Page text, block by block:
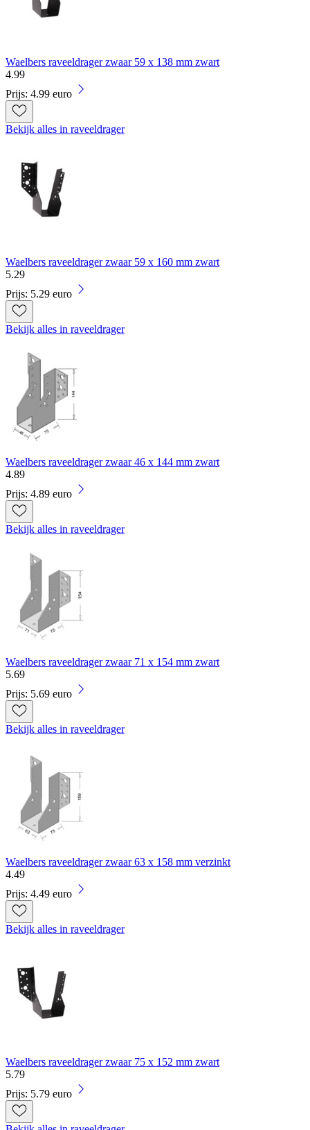
Waelbers raveeldrager zwaar 59 x 138 mm zwart
4.99
Prijs: 4.99 euro
Bekijk alles in raveeldrager
Waelbers raveeldrager zwaar 59 x 160 mm zwart
5.29
Prijs: 5.29 euro
Bekijk alles in raveeldrager
Waelbers raveeldrager zwaar 46 x 144 mm zwart
4.89
Prijs: 4.89 euro
Bekijk alles in raveeldrager
Waelbers raveeldrager zwaar 71 x 154 mm zwart
5.69
Prijs: 5.69 euro
Bekijk alles in raveeldrager
Waelbers raveeldrager zwaar 63 x 158 mm verzinkt
4.49
Prijs: 4.49 euro
Bekijk alles in raveeldrager
Waelbers raveeldrager zwaar 75 x 152 mm zwart
5.79
Prijs: 5.79 euro